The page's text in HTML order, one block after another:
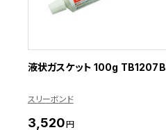
液状ガスケット 100g TB1207B
スリーボンド
3,520円